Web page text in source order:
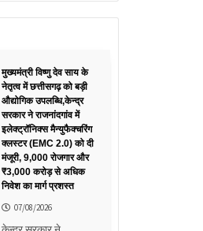
मुख्यमंत्री विष्णु देव साय के
नेतृत्व में छत्तीसगढ़ को बड़ी
औद्योगिक उपलब्धि,केन्द्र
सरकार ने राजनांदगांव में
इलेक्ट्रॉनिक्स मैन्युफैक्चरिंग
क्लस्टर (EMC 2.0) को दी
मंजूरी, 9,000 रोजगार और
₹3,000 करोड़ से अधिक
निवेश का मार्ग प्रशस्त
07/08/2026